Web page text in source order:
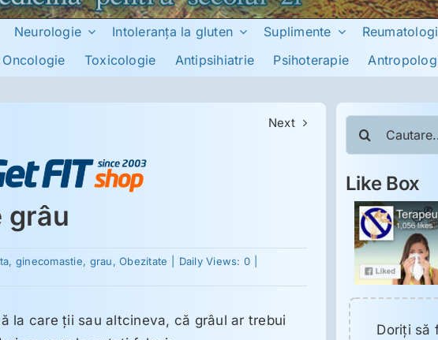
Neurologie Intoleranţa la gluten Suplimente
Oncologie Toxicologie Antipsihiatrie Psihoterapie
Next
grâu
, ginecomastie, grau,Obezitate Daily Views: 0
la care ţii sau altcineva, că grâul ar trebui
Like Box
Doriţi să